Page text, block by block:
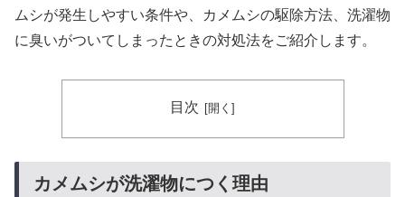
ムシが発生しやすい条件や、カメムシの駆除方法、洗濯物
に臭いがついてしまったときの対処法をご紹介します。
目次
カメムシが洗濯物につく理由